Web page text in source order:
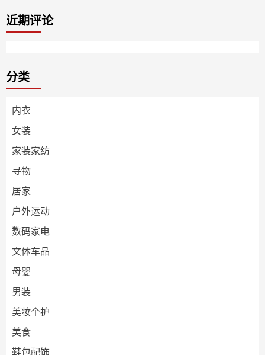
近期评论
分类
内衣
女装
家装家纺
寻物
居家
户外运动
数码家电
文体车品
母婴
男装
美妆个护
美食
鞋包配饰